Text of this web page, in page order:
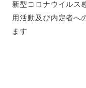
新型コロナウイルス
用活動及び内定者へ
ます